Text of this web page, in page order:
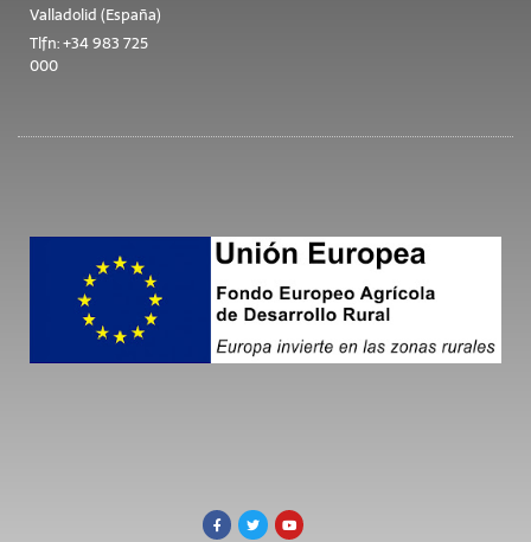
Valladolid (España)
Tlfn: +34 983 725
000